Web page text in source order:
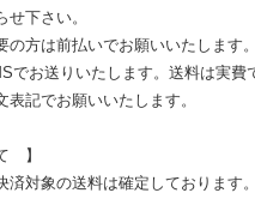
せ下さい。
方は前払いでお願いいたします。
でお送りいたします。送料は実費
表記でお願いいたします。
】
対象の送料は確定しております。